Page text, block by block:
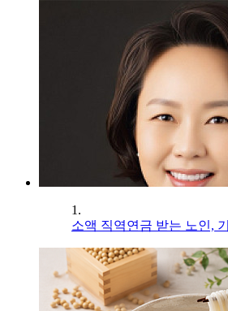
1.
소액 직역연금 받는 노인,